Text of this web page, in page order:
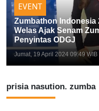
EVENT
Zumbathon Indonesia
Welas Ajak Senam
Penyintas ODGJ
Jumat, 19 April 2024 09:49 WIB
prisia nasution. zumba